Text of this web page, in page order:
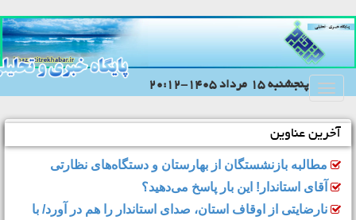
Toggleپنجشنبه 15 مرداد 1405-20:12
آخرین عناوین
مطالبه بازنشستگان از بهارستان و دستگاه‌های نظارتی
آقای استاندار! این بار پاسخ می‌دهید؟
نارضایتی از اوقاف استان، صدای استاندار را هم در آورد/ با